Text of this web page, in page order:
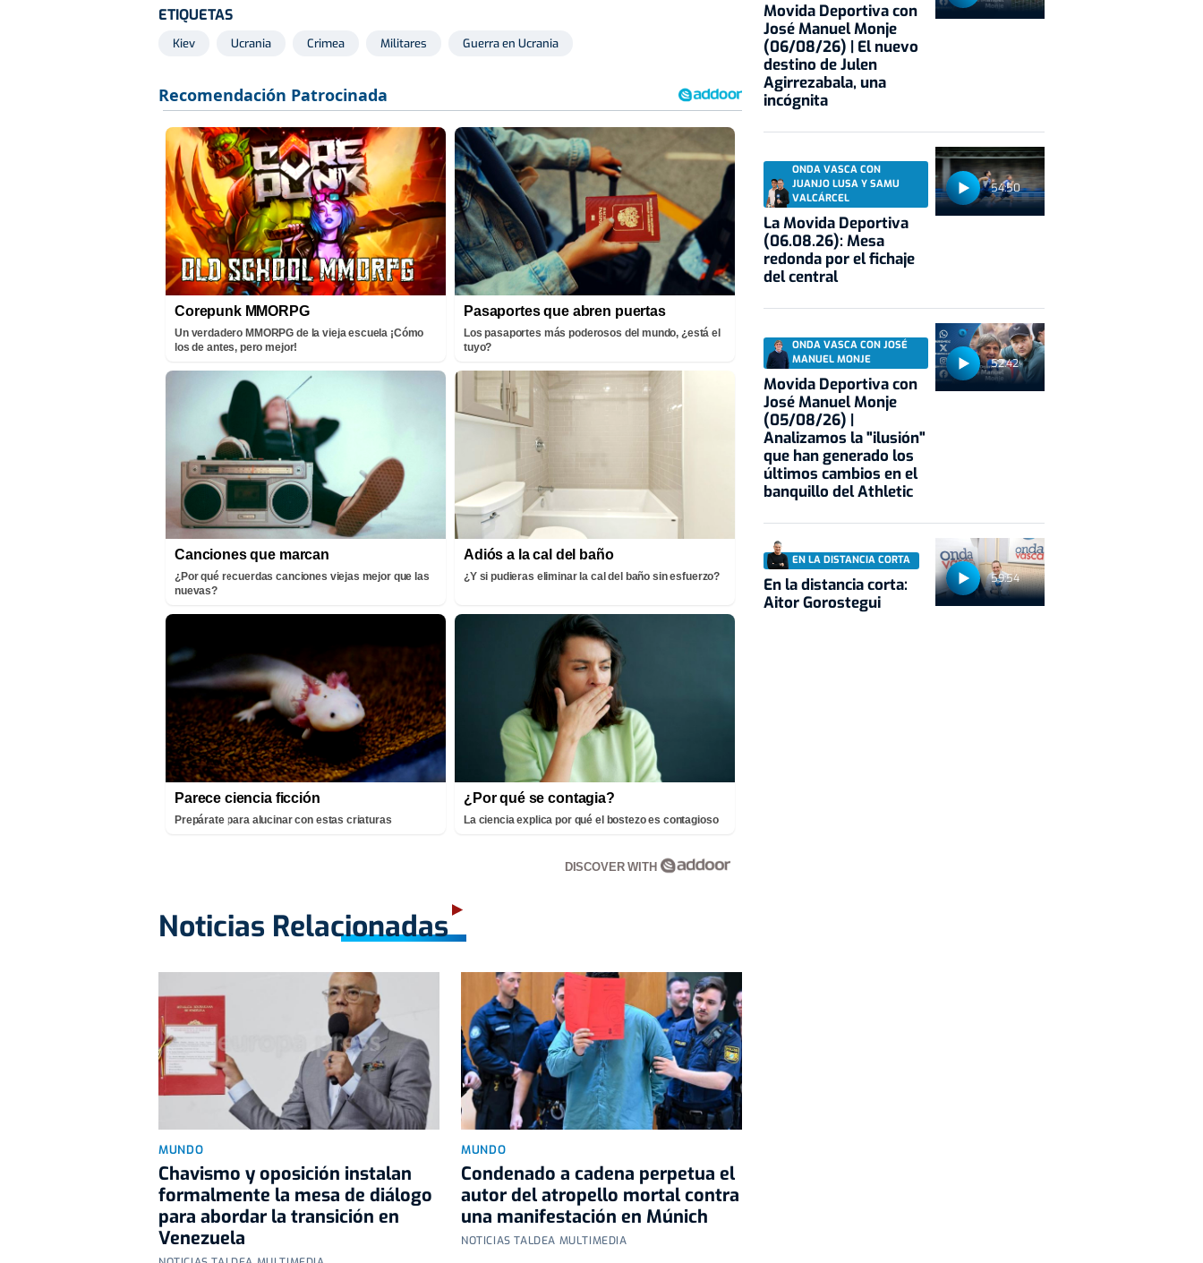
ETIQUETAS
Kiev Ucrania Crimea Militares Guerra en Ucrania
Corepunk MMORPG
Un verdadero MMORPG de la vieja escuela ¡Cómo
los de antes, pero mejor!
Pasaportes que abren puertas
Los pasaportes más poderosos del mundo, ¿está el
tuyo?
Canciones que marcan
¿Por qué recuerdas canciones viejas mejor que las
nuevas?
Adiós a la cal del baño
¿Y si pudieras eliminar la cal del baño sin esfuerzo?
Parece ciencia ficción
Prepárate para alucinar con estas criaturas
¿Por qué se contagia?
La ciencia explica por qué el bostezo es contagioso
DISCOVER WITH
Noticias Relacionadas
MUNDO
Chavismo y oposición instalan
formalmente la mesa de diálogo
para abordar la transición en
Venezuela
MUNDO
Condenado a cadena perpetua el
autor del atropello mortal contra
una manifestación en Múnich
NOTICIAS TALDEA MULTIMEDIA
Movida Deportiva con
José Manuel Monje
(06/08/26) | El nuevo
destino de Julen
Agirrezabala, una
incógnita
54:50
ONDA VASCA CON
JUANJO LUSA Y SAMU
VALCÁRCEL
La Movida Deportiva
(06.08.26): Mesa
redonda por el fichaje
del central
52:42
ONDA VASCA CON JOSÉ
MANUEL MONJE
Movida Deportiva con
José Manuel Monje
(05/08/26) |
Analizamos la "ilusión"
que han generado los
últimos cambios en el
banquillo del Athletic
59:54
EN LA DISTANCIA CORTA
En la distancia corta:
Aitor Gorostegui